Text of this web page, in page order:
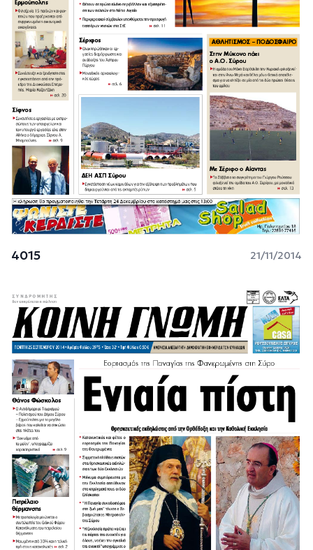
4015 21/11/2014